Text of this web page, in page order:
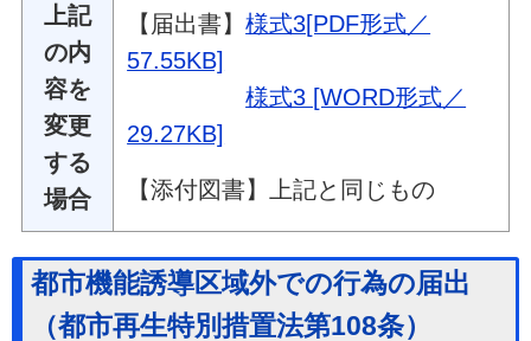
上記
の内
容を
変更
する
場合
【届出書】様式3[PDF形式／
57.55KB]
様式3 [WORD形式／
29.27KB]
【添付図書】上記と同じもの
都市機能誘導区域外での行為の届出
（都市再生特別措置法第108条）